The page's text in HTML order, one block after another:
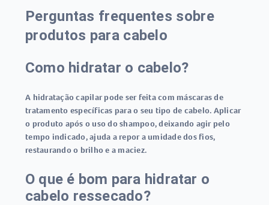
Perguntas frequentes sobre
produtos para cabelo
Como hidratar o cabelo?
A hidratação capilar pode ser feita com máscaras de
tratamento específicas para o seu tipo de cabelo. Aplicar
o produto após o uso do shampoo, deixando agir pelo
tempo indicado, ajuda a repor a umidade dos fios,
restaurando o brilho e a maciez.
O que é bom para hidratar o
cabelo ressecado?